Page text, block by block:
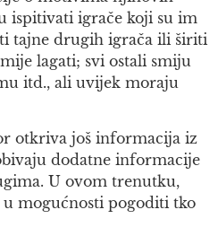
ispitivati igrače koji su im
tajne drugih igrača ili širiti
lagati; svi ostali smiju
itd., ali uvijek moraju
otkriva još informacija iz
dodatne informacije
U ovom trenutku,
mogućnosti pogoditi tko